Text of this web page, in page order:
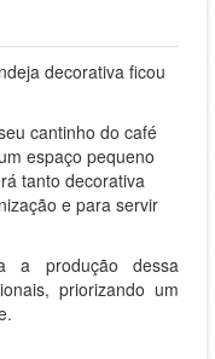
decorativa ficou
cantinho do café
espaço pequeno
tanto decorativa
e para servir
a produção dessa
priorizando um